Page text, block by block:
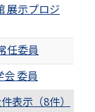
展示プロジ
任委員
会 委員
表示（8件）